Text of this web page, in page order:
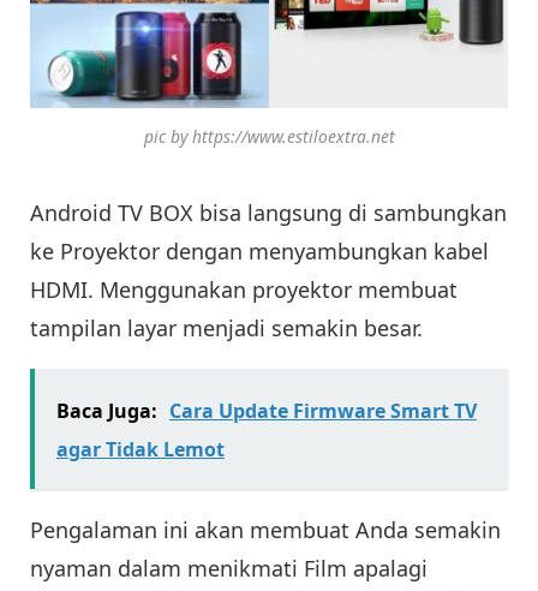
pic by https://www.estiloextra.net
Android TV BOX bisa langsung di sambungkan
ke Proyektor dengan menyambungkan kabel
HDMI. Menggunakan proyektor membuat
tampilan layar menjadi semakin besar.
Baca Juga: Cara Update Firmware Smart TV
agar Tidak Lemot
Pengalaman ini akan membuat Anda semakin
nyaman dalam menikmati Film apalagi